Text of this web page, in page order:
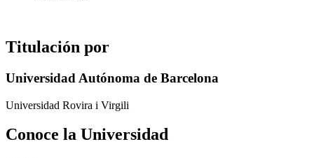
Titulación por
Universidad Autónoma de Barcelona
Universidad Rovira i Virgili
Conoce la Universidad